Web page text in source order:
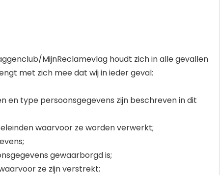
MijnReclamevlag houdt zich in alle gevallen
met zich mee dat wij in ieder geval:
en type persoonsgegevens zijn beschreven in dit
waarvoor ze worden verwerkt;
gewaarborgd is;
ze zijn verstrekt;